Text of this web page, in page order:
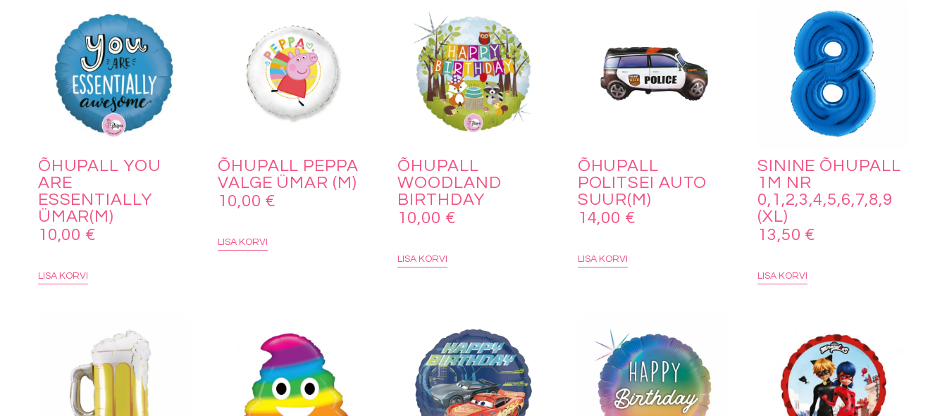
ÕHUPALL YOU
ARE
ESSENTIALLY
ÜMAR(M)
10,00 €
LISA KORVI
ÕHUPALL PEPPA
VALGE ÜMAR (M)
10,00 €
LISA KORVI
ÕHUPALL
WOODLAND
BIRTHDAY
10,00 €
LISA KORVI
ÕHUPALL
POLITSEI AUTO
SUUR(M)
14,00 €
LISA KORVI
SININE ÕHUPALL
1M NR
0,1,2,3,4,5,6,7,8,9
(XL)
13,50 €
LISA KORVI